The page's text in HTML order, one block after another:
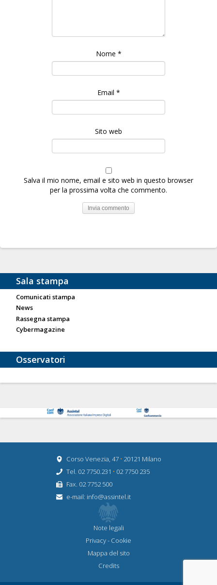
Nome *
Email *
Sito web
Salva il mio nome, email e sito web in questo browser
per la prossima volta che commento.
Sala stampa
Comunicati stampa
News
Rassegna stampa
Cybermagazine
Osservatori
Corso Venezia, 47 • 20121 Milano
Tel. 02 7750.231 • 02 7750 235
Fax. 02 7752 500
e-mail: info@assintel.it
Note legali
Privacy- Cookie
Mappa del sito
Credits